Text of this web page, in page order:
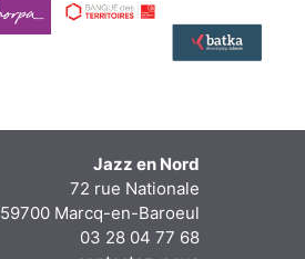
Jazz en Nord
72 rue Nationale
59700 Marcq-en-Baroeul
03 28 04 77 68